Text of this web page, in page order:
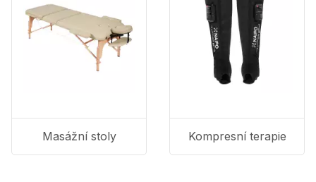
Masážní stoly Kompresní terapie